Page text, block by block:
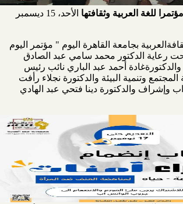
للغة العربية وثقافتها
الأحد، 15 ديسمبر
بجامعة القاهرة اليوم " مؤتمر اليوم
رعاية الدكتور محمد سامي عبد الصادق
أحمد عبد الباري نائب رئيس
وتنمية البيئة والدكتورة نجلاء رأفت
وإشراف والدكتورة دينا فتحي عبد الهادي